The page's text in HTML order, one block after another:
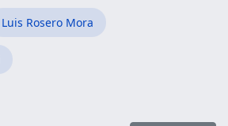
Luis Rosero Mora